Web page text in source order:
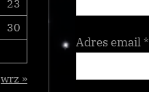
Adres email*
30
wrz »